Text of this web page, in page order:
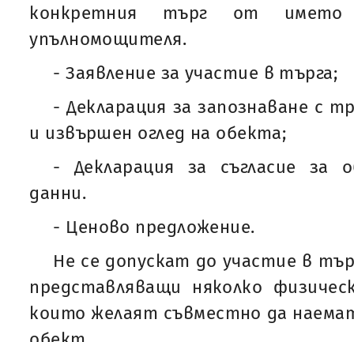
конкретния търг от
упълномощителя.
- Заявление за участие в търга;
- Декларация за запознаване с
и извършен оглед на обекта;
- Декларация за съгласие за
данни.
- Ценово предложение.
Не се допускат до участие в
представляващи няколко
които желаят съвместно да